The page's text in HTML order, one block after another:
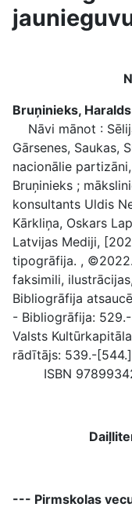
Bruņinieks,
Nāvi mānot :
Gārsenes, Saukas,
nacionālie
Bruņinieks ;
konsultants Uldis
Kārkliņa, Oskars
Latvijas Mediji,
tipogrāfija. ,
faksimili,
Bibliogrāfija
- Bibliogrāfija:
Valsts
rādītājs: 539.-
ISBN
--- Pirmskolas